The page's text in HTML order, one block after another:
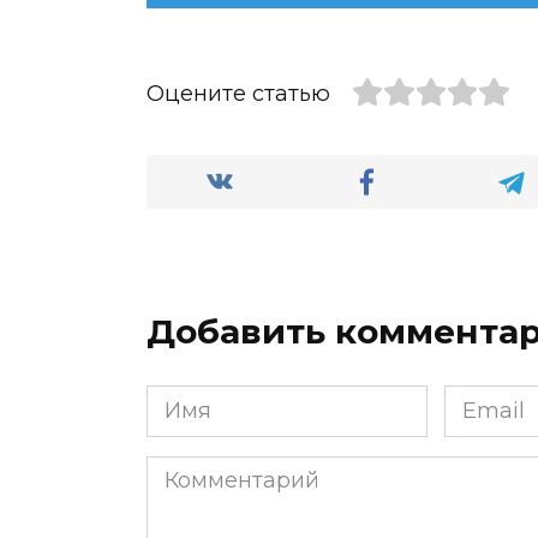
Оцените статью
Добавить
Имя
*
Email
*
Комментарий